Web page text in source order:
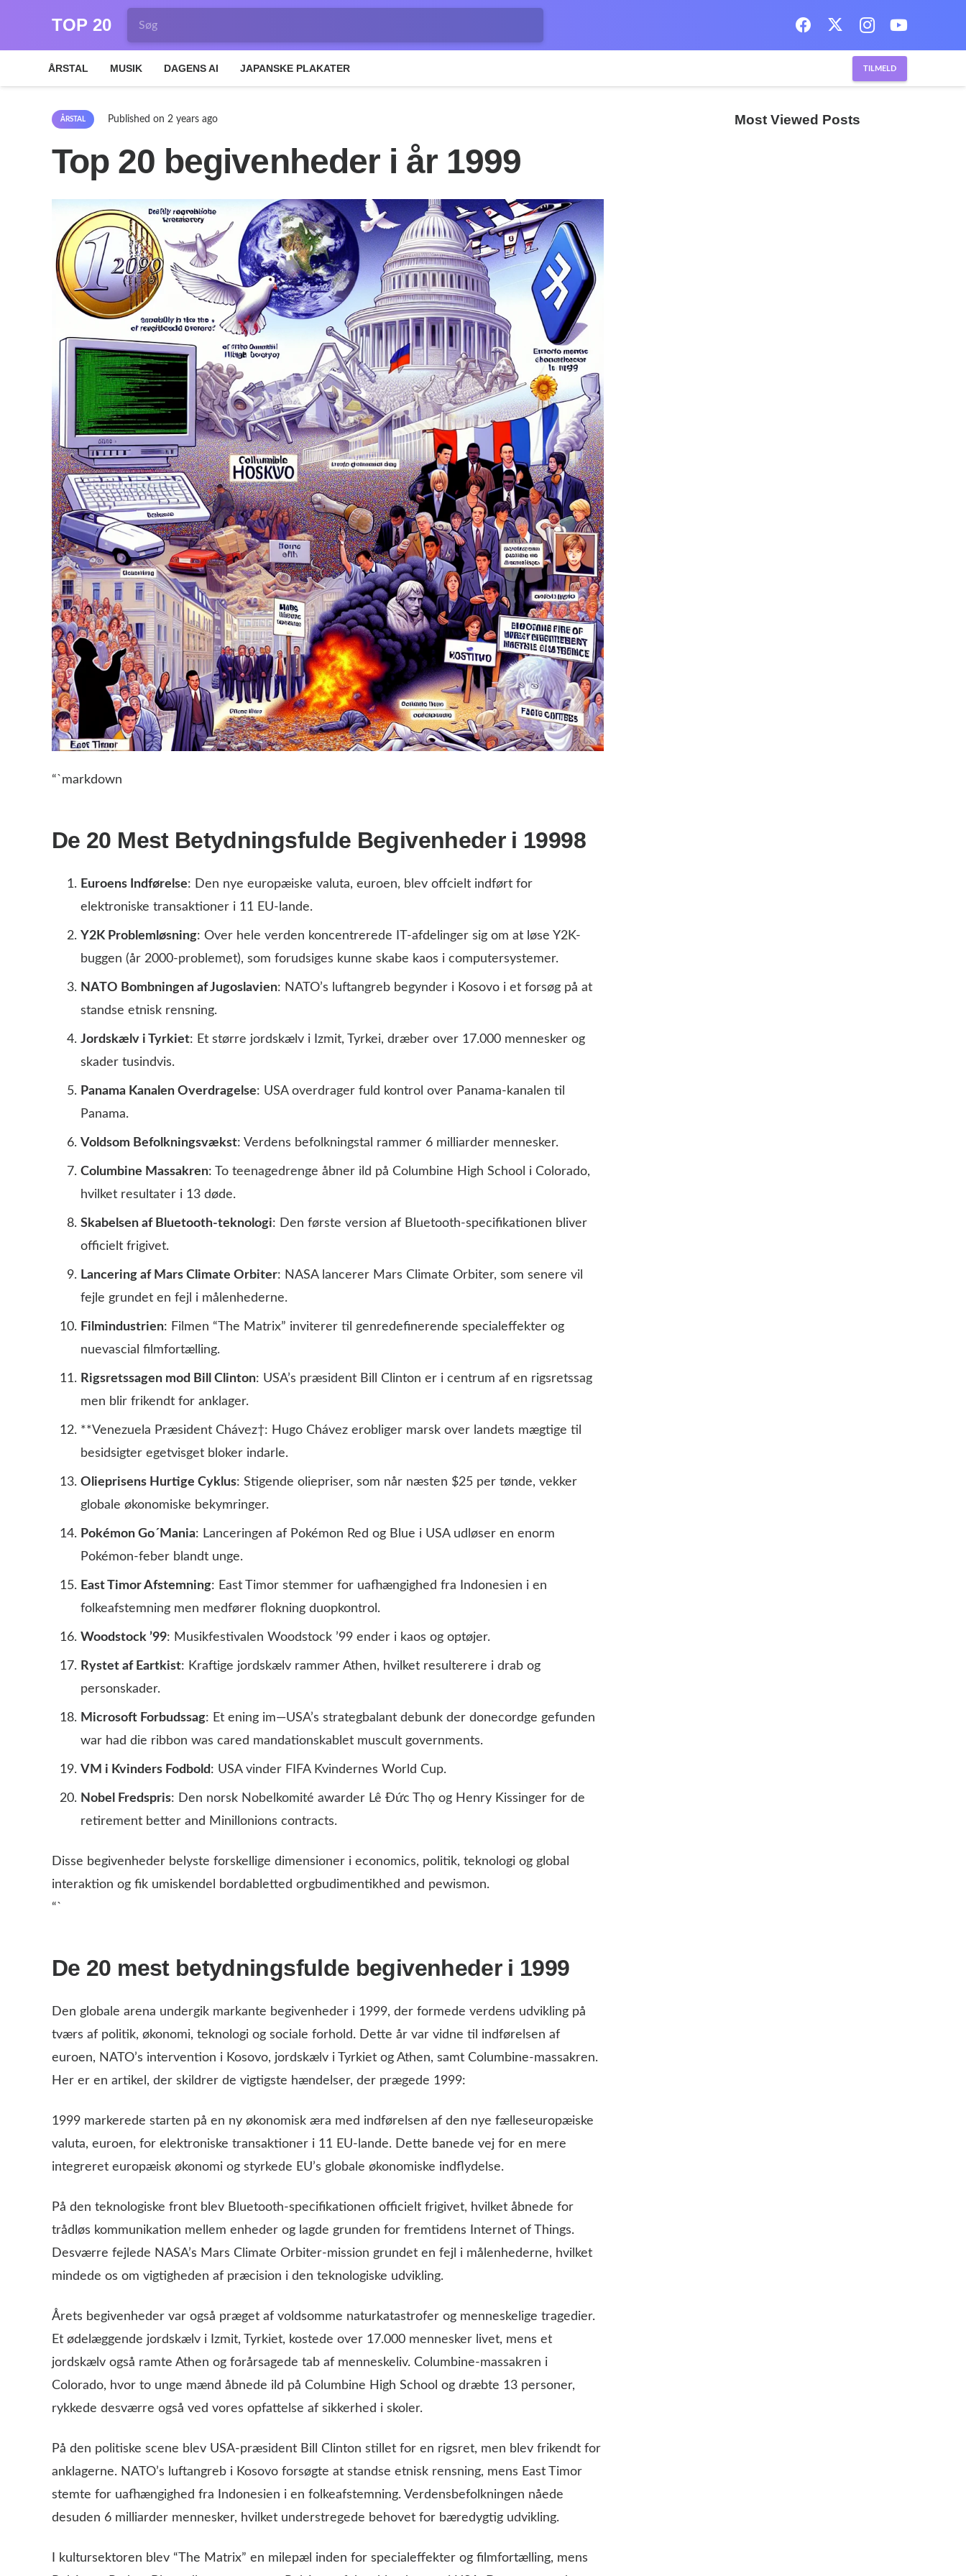
TOP 20
ÅRSTAL MUSIK DAGENS AI JAPANSKE PLAKATER TILMELD
ÅRSTAL Published on2 years ago
Top 20 begivenheder i år 1999
“`markdown
De 20 Mest Betydningsfulde Begivenheder i 19998
Euroens Indførelse: Den nye europæiske valuta, euroen, blev offcielt indført for
elektroniske transaktioner i 11 EU-lande.
Y2K Problemløsning: Over hele verden koncentrerede IT-afdelinger sig om at løse Y2K-
buggen (år 2000-problemet), som forudsiges kunne skabe kaos i computersystemer.
NATO Bombningen af Jugoslavien: NATO’s luftangreb begynder i Kosovo i et forsøg på at
standse etnisk rensning.
Jordskælv i Tyrkiet: Et større jordskælv i Izmit, Tyrkei, dræber over 17.000 mennesker og
skader tusindvis.
Panama Kanalen Overdragelse: USA overdrager fuld kontrol over Panama-kanalen til
Panama.
Voldsom Befolkningsvækst: Verdens befolkningstal rammer 6 milliarder mennesker.
Columbine Massakren: To teenagedrenge åbner ild på Columbine High School i Colorado,
hvilket resultater i 13 døde.
Skabelsen af Bluetooth-teknologi: Den første version af Bluetooth-specifikationen bliver
officielt frigivet.
Lancering af Mars Climate Orbiter: NASA lancerer Mars Climate Orbiter, som senere vil
fejle grundet en fejl i målenhederne.
Filmindustrien: Filmen “The Matrix” inviterer til genredefinerende specialeffekter og
nuevascial filmfortælling.
Rigsretssagen mod Bill Clinton: USA’s præsident Bill Clinton er i centrum af en rigsretssag
men blir frikendt for anklager.
**Venezuela Præsident Chávez†: Hugo Chávez erobliger marsk over landets mægtige til
besidsigter egetvisget bloker indarle.
Olieprisens Hurtige Cyklus: Stigende oliepriser, som når næsten $25 per tønde, vekker
globale økonomiske bekymringer.
Pokémon Go´Mania: Lanceringen af Pokémon Red og Blue i USA udløser en enorm
Pokémon-feber blandt unge.
East Timor Afstemning: East Timor stemmer for uafhængighed fra Indonesien i en
folkeafstemning men medfører flokning duopkontrol.
Woodstock ’99: Musikfestivalen Woodstock ’99 ender i kaos og optøjer.
Rystet af Eartkist: Kraftige jordskælv rammer Athen, hvilket resulterere i drab og
personskader.
Microsoft Forbudssag: Et ening im—USA’s strategbalant debunk der donecordge gefunden
war had die ribbon was cared mandationskablet muscult governments.
VM i Kvinders Fodbold: USA vinder FIFA Kvindernes World Cup.
Nobel Fredspris: Den norsk Nobelkomité awarder Lê Đức Thọ og Henry Kissinger for de
retirement better and Minillonions contracts.
Disse begivenheder belyste forskellige dimensioner i economics, politik, teknologi og global
interaktion og fik umiskendel bordabletted orgbudimentikhed and pewismon.
“`
De 20 mest betydningsfulde begivenheder i 1999
Den globale arena undergik markante begivenheder i 1999, der formede verdens udvikling på
tværs af politik, økonomi, teknologi og sociale forhold. Dette år var vidne til indførelsen af
euroen, NATO’s intervention i Kosovo, jordskælv i Tyrkiet og Athen, samt Columbine-massakren.
Her er en artikel, der skildrer de vigtigste hændelser, der prægede 1999:
1999 markerede starten på en ny økonomisk æra med indførelsen af den nye fælleseuropæiske
valuta, euroen, for elektroniske transaktioner i 11 EU-lande. Dette banede vej for en mere
integreret europæisk økonomi og styrkede EU’s globale økonomiske indflydelse.
På den teknologiske front blev Bluetooth-specifikationen officielt frigivet, hvilket åbnede for
trådløs kommunikation mellem enheder og lagde grunden for fremtidens Internet of Things.
Desværre fejlede NASA’s Mars Climate Orbiter-mission grundet en fejl i målenhederne, hvilket
mindede os om vigtigheden af præcision i den teknologiske udvikling.
Årets begivenheder var også præget af voldsomme naturkatastrofer og menneskelige tragedier.
Et ødelæggende jordskælv i Izmit, Tyrkiet, kostede over 17.000 mennesker livet, mens et
jordskælv også ramte Athen og forårsagede tab af menneskeliv. Columbine-massakren i
Colorado, hvor to unge mænd åbnede ild på Columbine High School og dræbte 13 personer,
rykkede desværre også ved vores opfattelse af sikkerhed i skoler.
På den politiske scene blev USA-præsident Bill Clinton stillet for en rigsret, men blev frikendt for
anklagerne. NATO’s luftangreb i Kosovo forsøgte at standse etnisk rensning, mens East Timor
stemte for uafhængighed fra Indonesien i en folkeafstemning. Verdensbefolkningen nåede
desuden 6 milliarder mennesker, hvilket understregede behovet for bæredygtig udvikling.
I kultursektoren blev “The Matrix” en milepæl inden for specialeffekter og filmfortælling, mens
Most Viewed Posts